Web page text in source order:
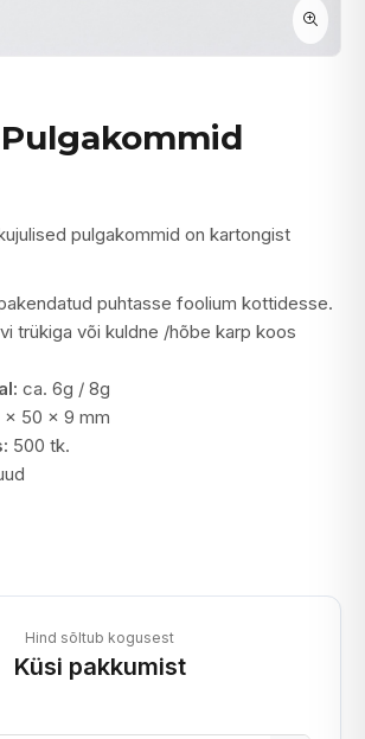
pulgakommid on kartongist
puhtasse foolium kottidesse.
trükiga või kuldne /hõbe karp koos
ca. 6g / 8g
x 50 x 9 mm
500 tk.
Hind sõltub kogusest
Küsi pakkumist